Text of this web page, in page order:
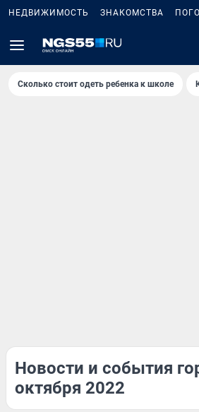
НЕДВИЖИМОСТЬ ЗНАКОМСТВА
Сколько стоит одеть ребенка к школе
Новости и события
октября 2022